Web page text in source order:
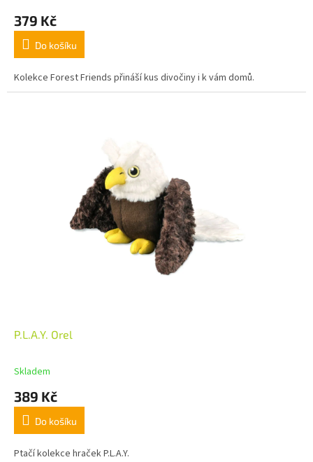
379 Kč
Do košíku
Kolekce Forest Friends přináší kus divočiny i k vám domů.
P.L.A.Y. Orel
Skladem
389 Kč
Do košíku
Ptačí kolekce hraček P.L.A.Y.